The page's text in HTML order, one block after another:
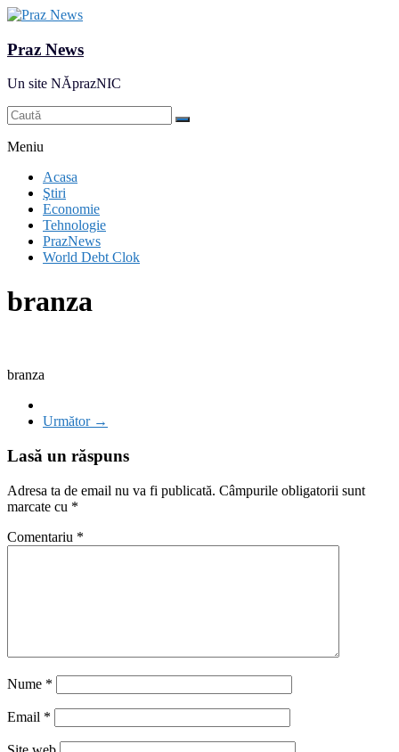
Praz News
Un site NĂprazNIC
Meniu
Acasa
Ştiri
Economie
Tehnologie
PrazNews
World Debt Clok
branza
branza
Următor →
Lasă un răspuns
Adresa ta de email nu va fi publicată. Câmpurile obligatorii sunt
marcate cu *
Comentariu *
Nume *
Email *